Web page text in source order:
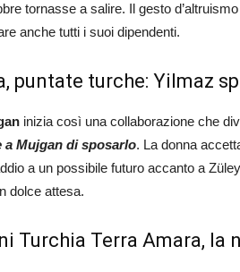
tornasse a salire. Il gesto
anche tutti i suoi dipendenti.
puntate turche: Yilmaz
inizia così una collaborazione che
a Mujgan di sposarlo. La donna
a un possibile futuro accanto a
dolce attesa.
Turchia Terra Amara, la